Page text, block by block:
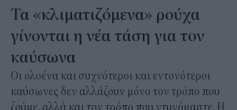
Τα «κλιματιζόμενα» ρούχα
γίνονται η νέα τάση για τον
καύσωνα
Οι ολοένα και συχνότεροι και εντονότεροι
καύσωνες δεν αλλάζουν μόνο τον τρόπο που
ζούμε, αλλά και τον τρόπο που ντυνόμαστε. Η